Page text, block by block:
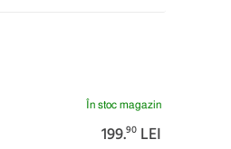
În stoc magazin
199.90 LEI